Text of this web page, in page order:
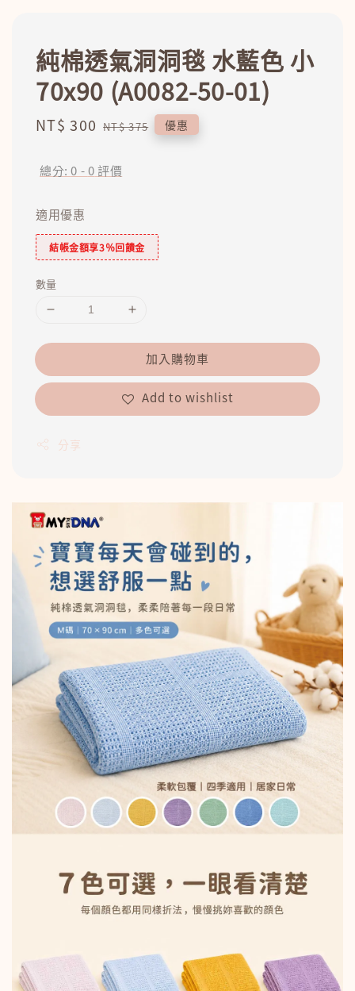
純棉透氣洞洞毯 水藍色 小
70x90 (A0082-50-01)
Sale
NT$ 300 Regular
NT$ 375 優惠
總分:0 -0評價
適用優惠
結帳金額享3％回饋金
數量
加入購物車
Add to wishlist
分享